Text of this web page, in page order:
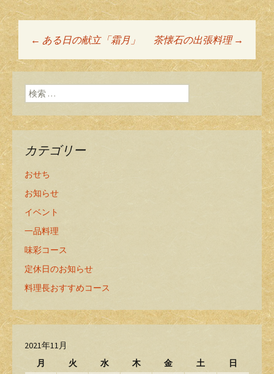
投稿ナビゲーショ
ン
← ある日の献立「霜月」 茶懐石の出張料理 →
検索:
カテゴリー
おせち
お知らせ
イベント
一品料理
味彩コース
定休日のお知らせ
料理長おすすめコース
2021年11月
月
火 水 木 金 土 日